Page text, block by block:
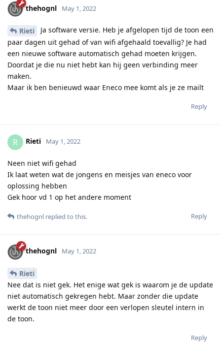
thehognl May 1, 2022
Rieti
Ja software versie. Heb je afgelopen tijd de toon een
paar dagen uit gehad of van wifi afgehaald toevallig? Je had
een nieuwe software automatisch gehad moeten krijgen.
Doordat je die nu niet hebt kan hij geen verbinding meer
maken.
Maar ik ben benieuwd waar Eneco mee komt als je ze mailt
Reply
R Rieti May 1, 2022
Neen niet wifi gehad
Ik laat weten wat de jongens en meisjes van eneco voor
oplossing hebben
Gek hoor vd 1 op het andere moment
Reply
thehognl replied to this.
thehognl May 1, 2022
Rieti
Nee dat is niet gek. Het enige wat gek is waarom je de update
niet automatisch gekregen hebt. Maar zonder die update
werkt de toon niet meer door een verlopen sleutel intern in
de toon.
Reply